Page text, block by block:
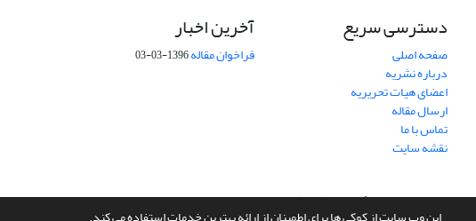
دسترسی سریع
صفحه اصلی
درباره نشریه
اعضای هیات تحریریه
ارسال مقاله
تماس با ما
نقشه سایت
آخرین اخبار
فراخوان مقاله1396-03-03
سامانه مدیریت نشریات علمی.طراحی و پیاده سازی ازسیناوب